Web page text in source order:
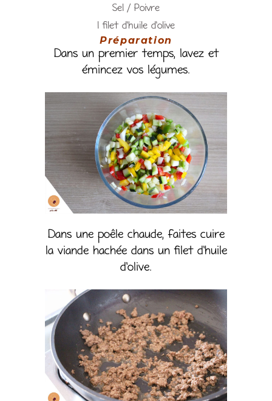
Sel / Poivre
1 filet d’huile d’olive
Préparation
Dans un premier temps, lavez et
émincez vos légumes.
Dans une poêle chaude, faites cuire
la viande hachée dans un filet d’huile
d’olive.